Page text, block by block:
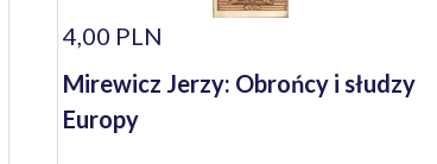
4,00 PLN
Mirewicz Jerzy: Obrońcy i słudzy
Europy